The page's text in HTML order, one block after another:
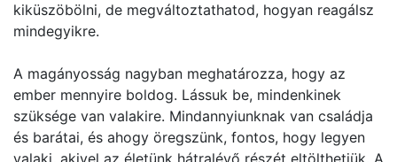
kiküszöbölni, de megváltoztathatod, hogyan reagálsz
mindegyikre.
A magányosság nagyban meghatározza, hogy az
ember mennyire boldog. Lássuk be, mindenkinek
szüksége van valakire. Mindannyiunknak van családja
és barátai, és ahogy öregszünk, fontos, hogy legyen
valaki, akivel az életünk hátralévő részét eltölthetjük. A